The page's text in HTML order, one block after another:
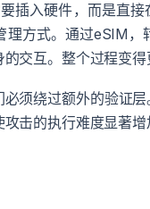
插入硬件，而是直
方式。通过eSIM
交互。整个过程变得
须绕过额外的验证
击的执行难度显著增